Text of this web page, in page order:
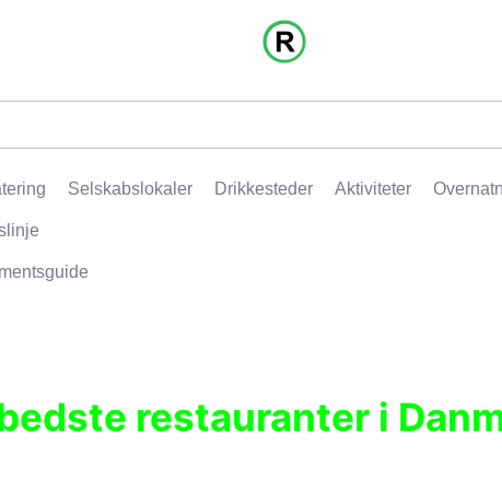
Selskabslokaler Drikkesteder Aktiviteter
restauranter i